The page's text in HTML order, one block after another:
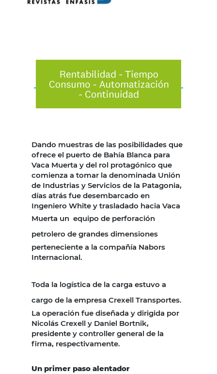
Dando muestras de las posibilidades que
ofrece el puerto de Bahía Blanca para
Vaca Muerta y del rol protagónico que
comienza a tomar la denominada Unión
de Industrias y Servicios de la Patagonia,
días atrás fue desembarcado en
Ingeniero White y trasladado hacia Vaca
Muerta un equipo de perforación
petrolero de grandes dimensiones
perteneciente a la compañía Nabors
Internacional.
Toda la logística de la carga estuvo a
cargo de la empresa Crexell Transportes.
La operación fue diseñada y dirigida por
Nicolás Crexell y Daniel Bortnik,
presidente y controller general de la
firma, respectivamente.
Un primer paso alentador